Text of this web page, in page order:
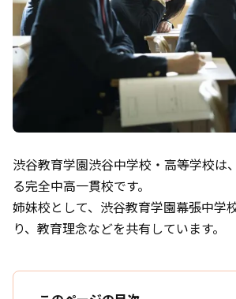
渋谷教育学園渋谷中学校・高等学校は
る完全中高一貫校です。
姉妹校として、渋谷教育学園幕張中学
り、教育理念などを共有しています。